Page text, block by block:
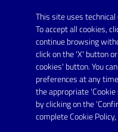
This site uses
To accept all cookies,
continue browsing
click on the 'X' button
cookies' button. You
preferences at any
the appropriate
by clicking on the
complete Cookie
Posta Elettronica Certificata:
URP - Ufficio Relazioni con il
Link utili
Informativa privacy